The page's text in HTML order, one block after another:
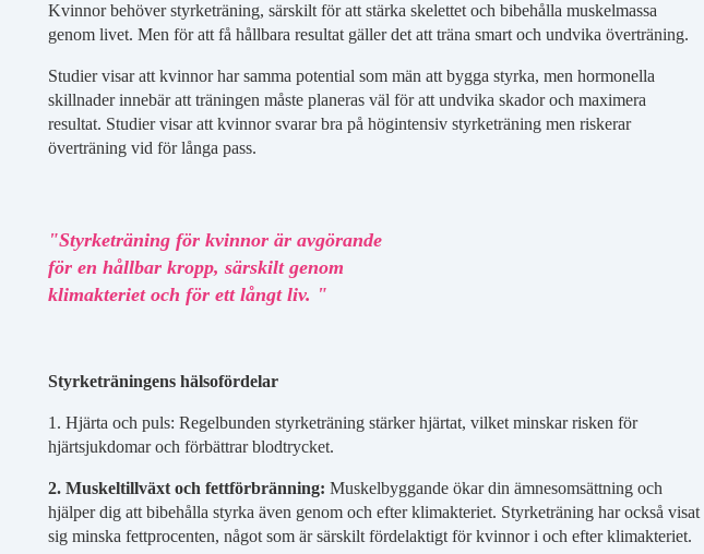
Kvinnor behöver styrketräning, särskilt för att stärka skelettet och bibehålla muskelmassa
genom livet. Men för att få hållbara resultat gäller det att träna smart och undvika överträning.
Studier visar att kvinnor har samma potential som män att bygga styrka, men hormonella
skillnader innebär att träningen måste planeras väl för att undvika skador och maximera
resultat. Studier visar att kvinnor svarar bra på högintensiv styrketräning men riskerar
överträning vid för långa pass.
"Styrketräning för kvinnor är avgörande
för en hållbar kropp, särskilt genom
klimakteriet och för ett långt liv. "
Styrketräningens hälsofördelar
1. Hjärta och puls: Regelbunden styrketräning stärker hjärtat, vilket minskar risken för
hjärtsjukdomar och förbättrar blodtrycket.
2. Muskeltillväxt och fettförbränning: Muskelbyggande ökar din ämnesomsättning och
hjälper dig att bibehålla styrka även genom och efter klimakteriet. Styrketräning har också visat
sig minska fettprocenten, något som är särskilt fördelaktigt för kvinnor i och efter klimakteriet.